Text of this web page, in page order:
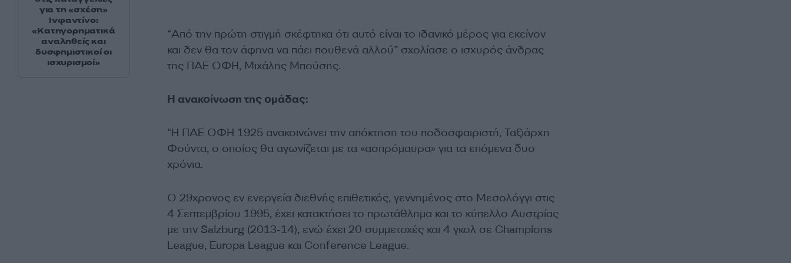
“Από την πρώτη στιγμή σκέφτηκα ότι αυτό είναι το ιδανικό μέρος για εκείνον
και δεν θα τον άφηνα να πάει πουθενά αλλού” σχολίασε ο ισχυρός άνδρας
της ΠΑΕ ΟΦΗ, Μιχάλης Μπούσης.
Η ανακοίνωση της ομάδας:
“Η ΠΑΕ ΟΦΗ 1925 ανακοινώνει την απόκτηση του ποδοσφαιριστή, Ταξιάρχη
Φούντα, ο οποίος θα αγωνίζεται με τα «ασπρόμαυρα» για τα επόμενα δυο
χρόνια.
Ο 29χρονος εν ενεργεία διεθνής επιθετικός, γεννημένος στο Μεσολόγγι στις
4 Σεπτεμβρίου 1995, έχει κατακτήσει το πρωτάθλημα και το κύπελλο Αυστρίας
με την Salzburg (2013-14), ενώ έχει 20 συμμετοχές και 4 γκολ σε Champions
League, Europa League και Conference League.
για τη «σχέση»
Ινφαντίνο:
«Κατηγορηματικά
αναληθείς και
δυσφημιστικοί οι
ισχυρισμοί»